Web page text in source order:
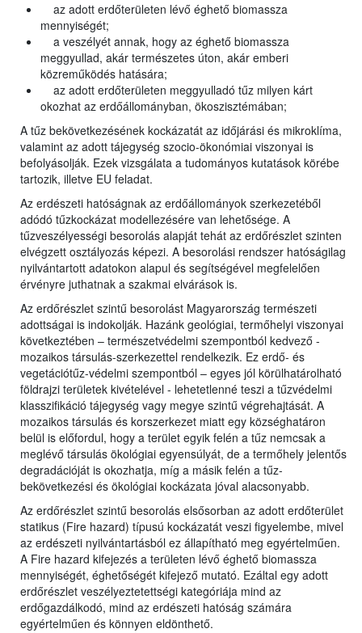
az adott erdőterületen lévő éghető biomassza
mennyiségét;
a veszélyét annak, hogy az éghető biomassza
meggyullad, akár természetes úton, akár emberi
közreműködés hatására;
az adott erdőterületen meggyulladó tűz milyen kárt
okozhat az erdőállományban, ökoszisztémában;
A tűz bekövetkezésének kockázatát az időjárási és mikroklíma,
valamint az adott tájegység szocio-ökonómiai viszonyai is
befolyásolják. Ezek vizsgálata a tudományos kutatások körébe
tartozik, illetve EU feladat.
Az erdészeti hatóságnak az erdőállományok szerkezetéből
adódó tűzkockázat modellezésére van lehetősége. A
tűzveszélyességi besorolás alapját tehát az erdőrészlet szinten
elvégzett osztályozás képezi. A besorolási rendszer hatóságilag
nyilvántartott adatokon alapul és segítségével megfelelően
érvényre juthatnak a szakmai elvárások is.
Az erdőrészlet szintű besorolást Magyarország természeti
adottságai is indokolják. Hazánk geológiai, termőhelyi viszonyai
következtében – természetvédelmi szempontból kedvező -
mozaikos társulás-szerkezettel rendelkezik. Ez erdő- és
vegetációtűz-védelmi szempontból – egyes jól körülhatárolható
földrajzi területek kivételével - lehetetlenné teszi a tűzvédelmi
klasszifikáció tájegység vagy megye szintű végrehajtását. A
mozaikos társulás és korszerkezet miatt egy községhatáron
belül is előfordul, hogy a terület egyik felén a tűz nemcsak a
meglévő társulás ökológiai egyensúlyát, de a termőhely jelentős
degradációját is okozhatja, míg a másik felén a tűz-
bekövetkezési és ökológiai kockázata jóval alacsonyabb.
Az erdőrészlet szintű besorolás elsősorban az adott erdőterület
statikus (Fire hazard) típusú kockázatát veszi figyelembe, mivel
az erdészeti nyilvántartásból ez állapítható meg egyértelműen.
A Fire hazard kifejezés a területen lévő éghető biomassza
mennyiségét, éghetőségét kifejező mutató. Ezáltal egy adott
erdőrészlet veszélyeztetettségi kategóriája mind az
erdőgazdálkodó, mind az erdészeti hatóság számára
egyértelműen és könnyen eldönthető.